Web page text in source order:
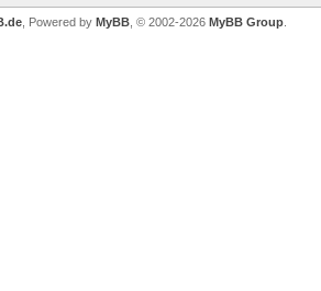
, Powered by MyBB , © 2002-2026 MyBB Group